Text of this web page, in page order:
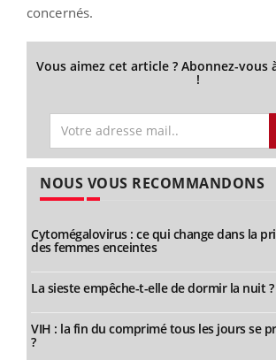
concernés.
Vous aimez cet article ? Abonnez-vous
!
NOUS VOUS RECOMMANDONS
Cytomégalovirus : ce qui change dans la
des femmes enceintes
La sieste empêche-t-elle de dormir la nuit ?
VIH : la fin du comprimé tous les jours se
?